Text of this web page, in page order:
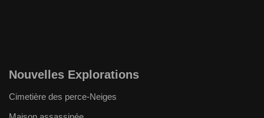
Nouvelles Explorations
Cimetière des perce-Neiges